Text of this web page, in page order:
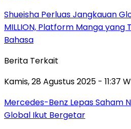
Shueisha Perluas Jangkauan
MILLION, Platform Manga yang
Bahasa
Berita Terkait
Kamis, 28 Agustus 2025 - 11:37
Mercedes-Benz Lepas Saham
Global Ikut Bergetar